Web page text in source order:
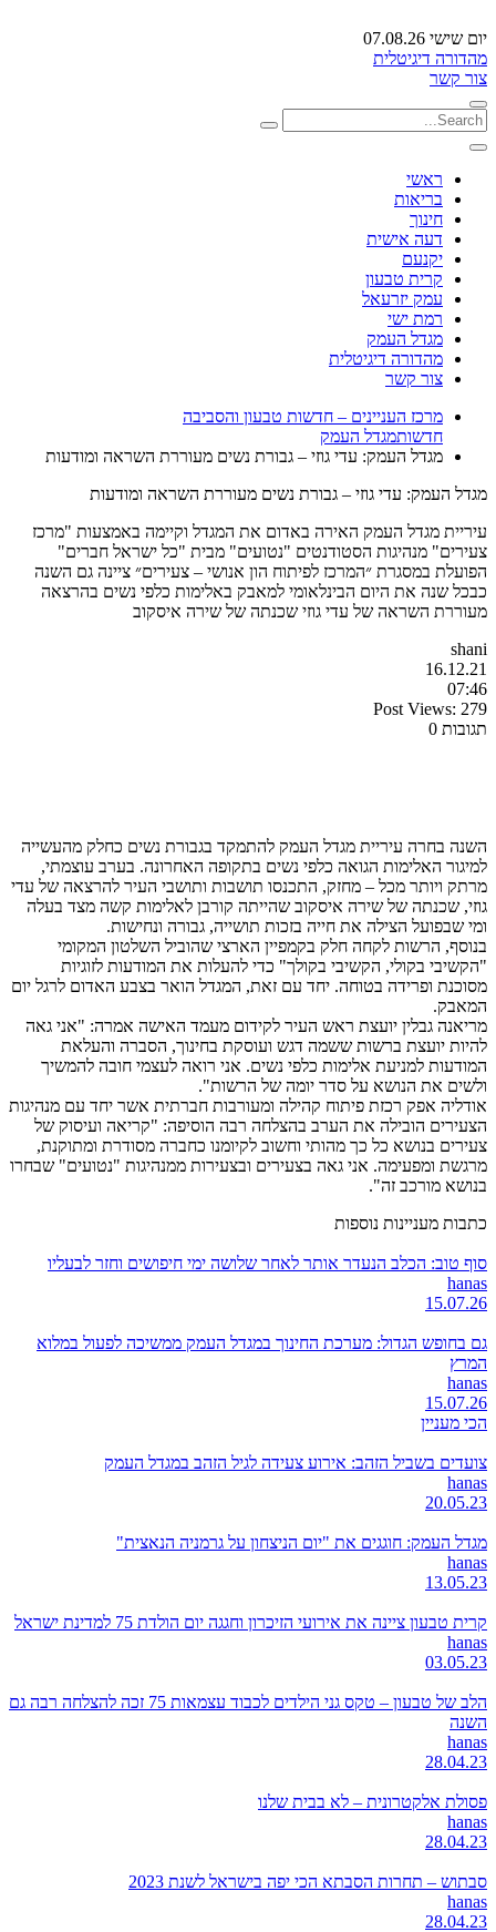
יום שישי 07.08.26
מהדורה דיגיטלית
צור קשר
ראשי
בריאות
חינוך
דעה אישית
יקנעם
קרית טבעון
עמק יזרעאל
רמת ישי
מגדל העמק
מהדורה דיגיטלית
צור קשר
מרכז העניינים – חדשות טבעון והסביבה
חדשותמגדל העמק
מגדל העמק: עדי גוזי – גבורת נשים מעוררת השראה ומודעות
מגדל העמק: עדי גוזי – גבורת נשים מעוררת השראה ומודעות
עיריית מגדל העמק האירה באדום את המגדל וקיימה באמצעות "מרכז
צעירים" מנהיגות הסטודנטים "נטועים" מבית "כל ישראל חברים"
הפועלת במסגרת ״המרכז לפיתוח הון אנושי – צעירים״ ציינה גם השנה
כבכל שנה את היום הבינלאומי למאבק באלימות כלפי נשים בהרצאה
מעוררת השראה של עדי גוזי שכנתה של שירה איסקוב
shani
16.12.21
07:46
Post Views: 279
תגובות 0
השנה בחרה עיריית מגדל העמק להתמקד בגבורת נשים כחלק מהעשייה
למיגור האלימות הגואה כלפי נשים בתקופה האחרונה. בערב עוצמתי,
מרתק ויותר מכל – מחזק, התכנסו תושבות ותושבי העיר להרצאה של עדי
גוזי, שכנתה של שירה איסקוב שהייתה קורבן לאלימות קשה מצד בעלה
ומי שבפועל הצילה את חייה בזכות תושייה, גבורה ונחישות.
בנוסף, הרשות לקחה חלק בקמפיין הארצי שהוביל השלטון המקומי
"הקשיבי בקולי, הקשיבי בקולך" כדי להעלות את המודעות לזוגיות
מסוכנת ופרידה בטוחה. יחד עם זאת, המגדל הואר בצבע האדום לרגל יום
המאבק.
מריאנה גבלין יועצת ראש העיר לקידום מעמד האישה אמרה: "אני גאה
להיות יועצת ברשות ששמה דגש ועוסקת בחינוך, הסברה והעלאת
המודעות למניעת אלימות כלפי נשים. אני רואה לעצמי חובה להמשיך
ולשים את הנושא על סדר יומה של הרשות".
אודליה אפק רכזת פיתוח קהילה ומעורבות חברתית אשר יחד עם מנהיגות
הצעירים הובילה את הערב בהצלחה רבה הוסיפה: "קריאה ועיסוק של
צעירים בנושא כל כך מהותי וחשוב לקיומנו כחברה מסודרת ומתוקנת,
מרגשת ומפעימה. אני גאה בצעירים ובצעירות ממנהיגות "נטועים" שבחרו
בנושא מורכב זה".
כתבות מעניינות נוספות
סוף טוב: הכלב הנעדר אותר לאחר שלושה ימי חיפושים וחזר לבעליו
hanas
15.07.26
גם בחופש הגדול: מערכת החינוך במגדל העמק ממשיכה לפעול במלוא
המרץ
hanas
15.07.26
הכי מעניין
צועדים בשביל הזהב: אירוע צעידה לגיל הזהב במגדל העמק
hanas
20.05.23
מגדל העמק: חוגגים את "יום הניצחון על גרמניה הנאצית"
hanas
13.05.23
קרית טבעון ציינה את אירועי הזיכרון וחגגה יום הולדת 75 למדינת ישראל
hanas
03.05.23
הלב של טבעון – טקס גני הילדים לכבוד עצמאות 75 זכה להצלחה רבה גם
השנה
hanas
28.04.23
פסולת אלקטרונית – לא בבית שלנו
hanas
28.04.23
סבתוש – תחרות הסבתא הכי יפה בישראל לשנת 2023
hanas
28.04.23